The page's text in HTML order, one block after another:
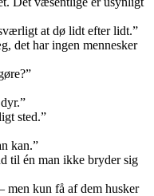
at dø lidt efter lidt.”
det har ingen mennesker
sted.”
kan.”
til én man ikke bryder sig
men kun få af dem husker